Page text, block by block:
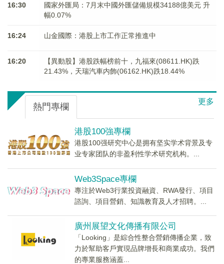
16:30
國家外匯局：7月末中國外匯儲備規模34188億美元 升
幅0.07%
16:24 山金國際：港股上市工作正常推進中
16:20
【異動股】港股跌幅榜前十，九福來(08611.HK)跌
21.43%，天瑞汽車内飾(06162.HK)跌18.44%
更多
熱門專欄
港股100強專欄
港股100强研究中心是拥有坚实学术背景及专
业专家团队的非盈利性学术研究机构。...
Web3Space專欄
專注於Web3行業投資融資、RWA發行、項目
諮詢、項目營銷、知識教育及人才招聘。...
廣州展望文化傳播有限公司
「Looking」是綜合性整合營銷傳播企業，致
力於幫助客戶實現品牌增長和商業成功。我們
的專業服務涵蓋...